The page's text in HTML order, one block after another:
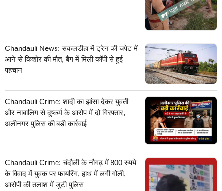
Chandauli News: सकलडीहा में ट्रेन की चपेट में
आने से किशोर की मौत, बैग में मिली कॉपी से हुई
पहचान
Chandauli Crime: शादी का झांसा देकर युवती
और नाबालिग से दुष्कर्म के आरोप में दो गिरफ्तार,
अलीनगर पुलिस की बड़ी कार्रवाई
Chandauli Crime: चंदौली के नौगढ़ में 800 रुपये
के विवाद में युवक पर फायरिंग, हाथ में लगी गोली,
आरोपी की तलाश में जुटी पुलिस